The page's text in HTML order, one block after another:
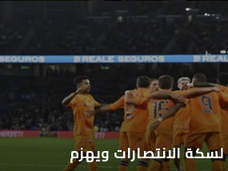
لسكة الانتصارات ويهزم